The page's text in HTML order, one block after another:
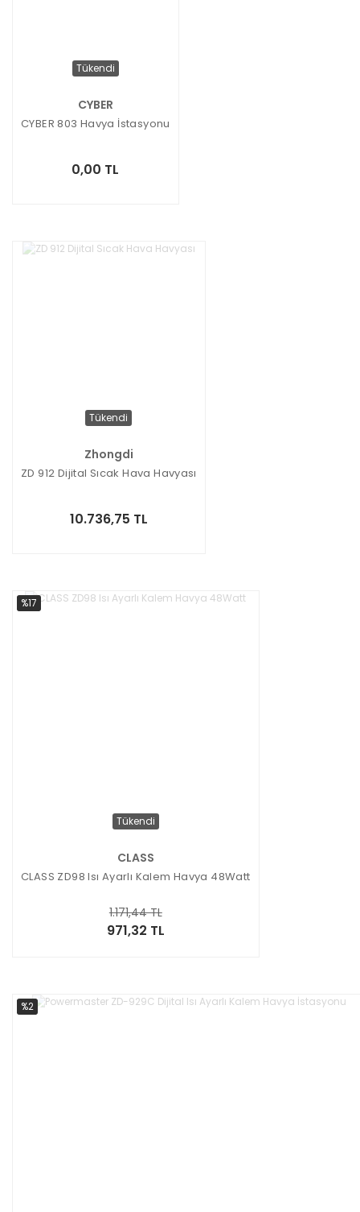
Tükendi
CYBER
CYBER 803 Havya İstasyonu
0,00 TL
Tükendi
Zhongdi
ZD 912 Dijital Sıcak Hava Havyası
10.736,75 TL
%17
Tükendi
CLASS
CLASS ZD98 Isı Ayarlı Kalem Havya 48Watt
971,32 TL
1.171,44 TL
%2